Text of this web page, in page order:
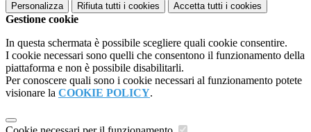
Personalizza Rifiuta tutti i cookies Accetta tutti i cookies
Gestione cookie
In questa schermata è possibile scegliere quali cookie consentire.
I cookie necessari sono quelli che consentono il funzionamento della
piattaforma e non è possibile disabilitarli.
Per conoscere quali sono i cookie necessari al funzionamento potete
visionare la COOKIE POLICY.